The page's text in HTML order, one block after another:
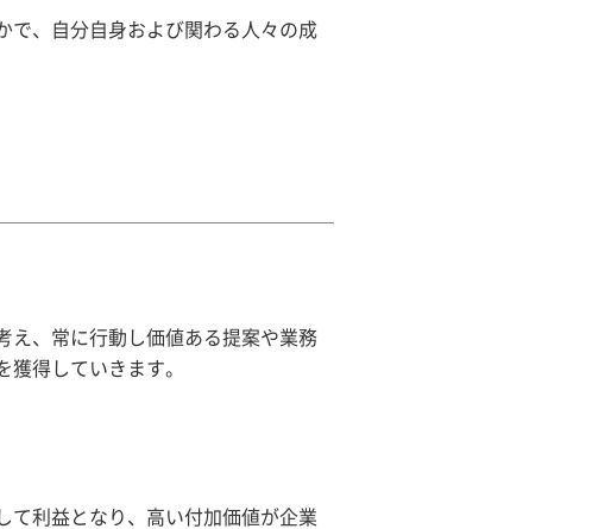
で、自分自身および関わる人々の成
え、常に行動し価値ある提案や業務
得していきます。
て利益となり、高い付加価値が企業